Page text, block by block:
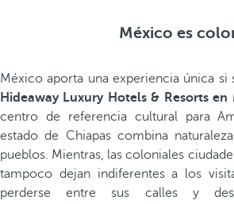
México es
México aporta una experiencia única si
Hideaway Luxury Hotels & Resorts en
centro de referencia cultural para
estado de Chiapas combina
pueblos. Mientras, las coloniales
tampoco dejan indiferentes a los
perderse entre sus calles y